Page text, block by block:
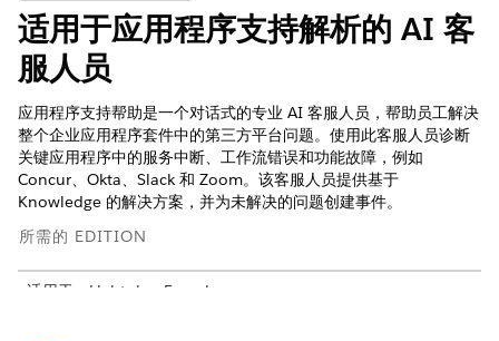
适用于应用程序支持解析的 AI 客
服人员
应用程序支持帮助是一个对话式的专业 AI 客服人员，帮助员工解决
整个企业应用程序套件中的第三方平台问题。使用此客服人员诊断
关键应用程序中的服务中断、工作流错误和功能故障，例如
Concur、Okta、Slack 和 Zoom。该客服人员提供基于
Knowledge 的解决方案，并为未解决的问题创建事件。
所需的 EDITION
适用于：Lightning Experience